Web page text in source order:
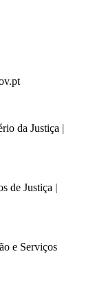
da Justiça |
de Justiça |
e Serviços